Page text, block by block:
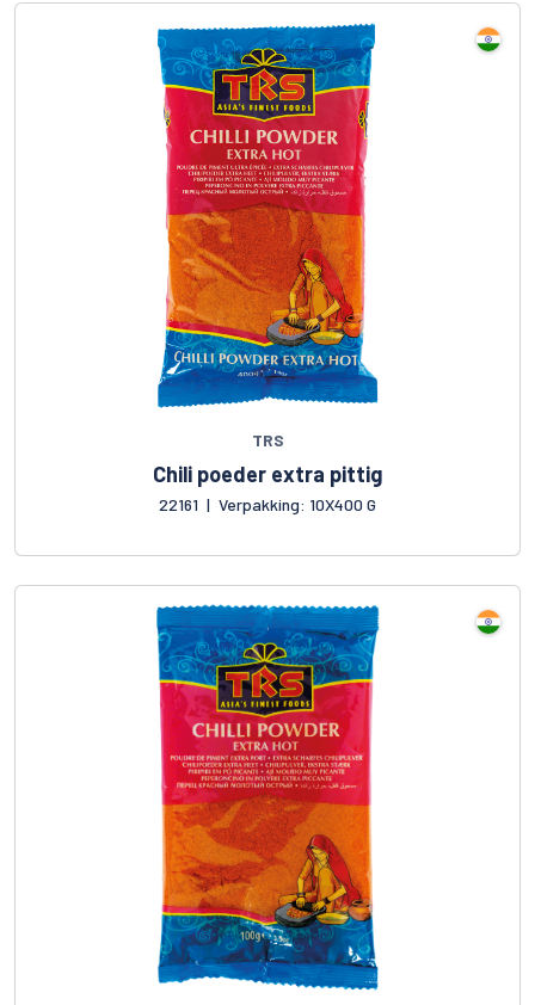
TRS
Chili poeder extra pittig
22161 | Verpakking: 10X400 G